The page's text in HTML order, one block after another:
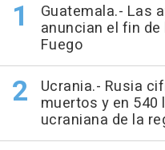
Guatemala.- Las
anuncian el fin
Fuego
Ucrania.- Rusia
muertos y en 540
ucraniana de la